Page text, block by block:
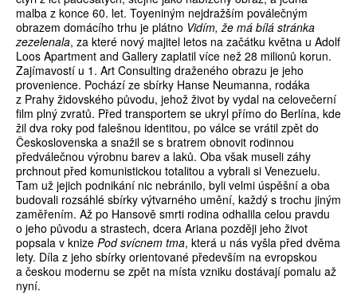
malba z konce 60. let. Toyeniným nejdražším poválečným
obrazem domácího trhu je plátno Vidím, že má bílá stránka
zezelenala, za které nový majitel letos na začátku května u Adolf
Loos Apartment and Gallery zaplatil více než 28 milionů korun.
Zajímavostí u 1. Art Consulting draženého obrazu je jeho
provenience. Pochází ze sbírky Hanse Neumanna, rodáka
z Prahy židovského původu, jehož život by vydal na celovečerní
film plný zvratů. Před transportem se ukryl přímo do Berlína, kde
žil dva roky pod falešnou identitou, po válce se vrátil zpět do
Československa a snažil se s bratrem obnovit rodinnou
předválečnou výrobnu barev a laků. Oba však museli záhy
prchnout před komunistickou totalitou a vybrali si Venezuelu.
Tam už jejich podnikání nic nebránilo, byli velmi úspěšní a oba
budovali rozsáhlé sbírky výtvarného umění, každý s trochu jiným
zaměřením. Až po Hansově smrti rodina odhalila celou pravdu
o jeho původu a strastech, dcera Ariana později jeho život
popsala v knize Pod svícnem tma, která u nás vyšla před dvěma
lety. Díla z jeho sbírky orientované především na evropskou
a českou modernu se zpět na místa vzniku dostávají pomalu až
nyní.